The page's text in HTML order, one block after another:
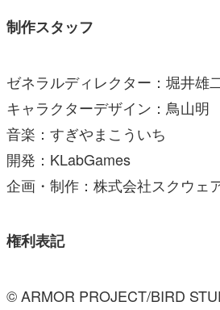
制作スタッフ
ゼネラルディレクター：堀井雄
キャラクターデザイン：鳥山明
音楽：すぎやまこういち
開発：KLabGames
企画・制作：株式会社スクウェ
権利表記
© ARMOR PROJECT/BIRD